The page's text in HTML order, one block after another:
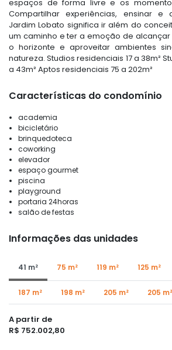
espaços de forma livre e os
Compartilhar experiências, ensinar e
Jardim Lobato significa ir além do
um caminho e ter a emoção de alcançar
o horizonte e aproveitar ambientes
natureza. Studios residenciais 17 a 38m²
a 43m² Aptos residenciais 75 a 202m²
Características do condomínio
academia
bicicletário
brinquedoteca
coworking
elevador
espaço gourmet
piscina
playground
portaria 24horas
salão de festas
Informações das unidades
41 m² 75 m² 119 m² 125 m²
187 m² 198 m² 205 m² 205 m²
A partir de
R$ 752.002,80